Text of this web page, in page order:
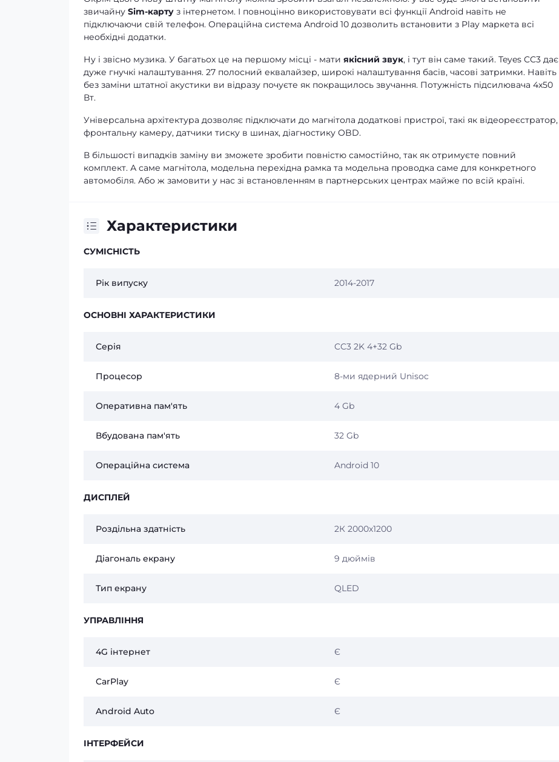
звичайну Sim-карту з інтернетом. І повноцінно використовувати всі функції Android навіть не
підключаючи свій телефон. Операційна система Android 10 дозволить встановити з Play маркета всі
необхідні додатки.
Ну і звісно музика. У багатьох це на першому місці - мати якісний звук, і тут він саме такий. Teyes CC3 дає
дуже гнучкі налаштування. 27 полосний еквалайзер, широкі налаштування басів, часові затримки. Навіть
без заміни штатної акустики ви відразу почуєте як покращилось звучання. Потужність підсилювача 4х50
Вт.
Універсальна архітектура дозволяє підключати до магнітола додаткові пристрої, такі як відеореєстратор,
фронтальну камеру, датчики тиску в шинах, діагностику OBD.
В більшості випадків заміну ви зможете зробити повністю самостійно, так як отримуєте повний
комплект. А саме магнітола, модельна перехідна рамка та модельна проводка саме для конкретного
автомобіля. Або ж замовити у нас зі встановленням в партнерських центрах майже по всій країні.
Характеристики
СУМІСНІСТЬ
Рік випуску 2014-2017
ОСНОВНІ ХАРАКТЕРИСТИКИ
Серія CC3 2K 4+32 Gb
Процесор 8-ми ядерний Unisoc
Оперативна пам'ять 4 Gb
Вбудована пам'ять 32 Gb
Операційна система Android 10
ДИСПЛЕЙ
Роздільна здатність 2К 2000х1200
Діагональ екрану 9 дюймів
Тип екрану QLED
УПРАВЛІННЯ
4G інтернет Є
CarPlay Є
Android Auto Є
ІНТЕРФЕЙСИ